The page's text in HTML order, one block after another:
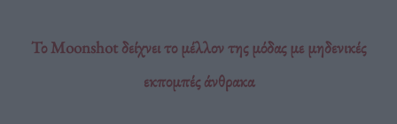
Το Moonshot δείχνει το μέλλον της μόδας με μηδενικές
εκπομπές άνθρακα